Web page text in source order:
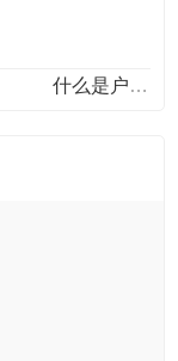
什么是户外磁电车位引导系统